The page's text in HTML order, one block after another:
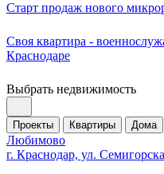
Старт продаж нового
Своя квартира -
Краснодаре
Выбрать недвижимость
Проекты Квартиры Дома
Любимово
г. Краснодар, ул.